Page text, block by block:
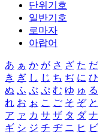
단위기호
일반기호
로마자
아랍어
あ ぁ か が さ ざ た だ
き ぎ し じ ち ぢ に ひ
ぬ ふ ぶ ぷ む ゆ ゅ る
れ お ぉ こ ご そ ぞ と
ア ァ カ サ ザ タ ダ ナ
ギ シ ジ チ ヂ ニ ヒ ビ